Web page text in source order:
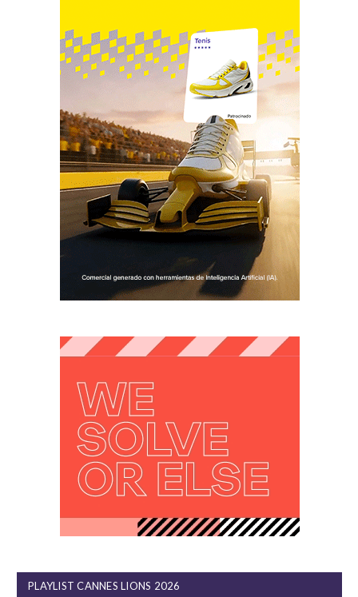
PLAYLIST CANNES LIONS 2026